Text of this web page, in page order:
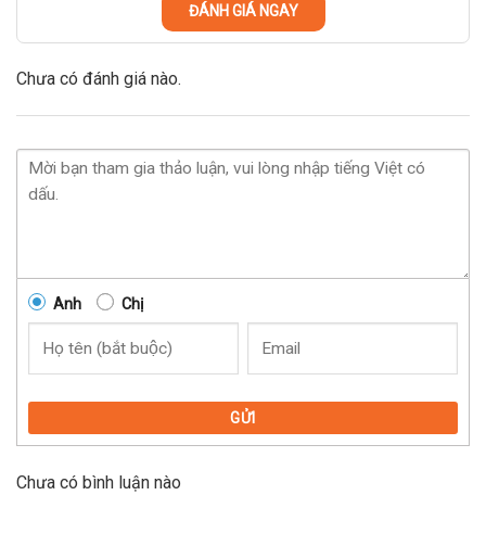
ĐÁNH GIÁ NGAY
Chưa có đánh giá nào.
Anh Chị
GỬI
Chưa có bình luận nào